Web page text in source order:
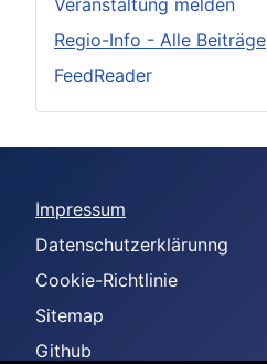
Veranstaltung melden
Regio-Info - Alle Beiträge
FeedReader
Impressum
Datenschutzerklärunng
Cookie-Richtlinie
Sitemap
Github